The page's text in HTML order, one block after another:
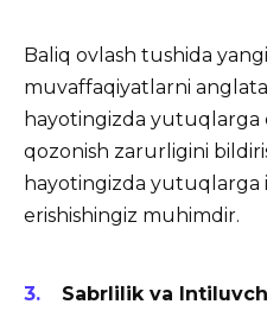
Baliq ovlash tushida
muvaffaqiyatlarni
hayotingizda yutuqlarga
qozonish zarurligini
hayotingizda yutuqlarga
erishishingiz muhimdir.
Sabrlilik va